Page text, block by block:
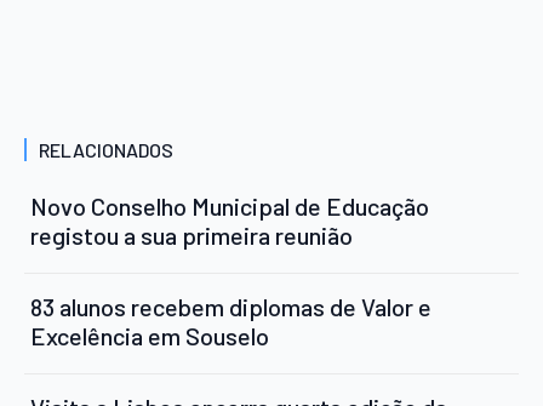
RELACIONADOS
Novo Conselho Municipal de Educação
registou a sua primeira reunião
83 alunos recebem diplomas de Valor e
Excelência em Souselo